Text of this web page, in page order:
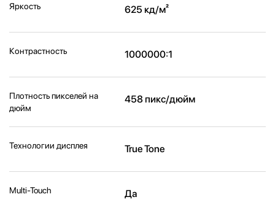
Яркость 625 кд/м²
Контрастность 1000000:1
Плотность пикселей на
дюйм
458 пикс/дюйм
Технологии дисплея True Tone
Multi-Touch Да